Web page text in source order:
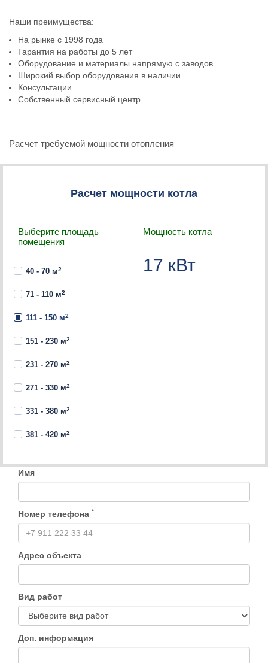
Наши преимущества:
На рынке с 1998 года
Гарантия на работы до 5 лет
Оборудование и материалы напрямую с заводов
Широкий выбор оборудования в наличии
Консультации
Собственный сервисный центр
Расчет требуемой мощности отопления
Расчет мощности котла
Выберите площадь
помещения
40 - 70 м2
71 - 110 м2
111 - 150 м2
151 - 230 м2
231 - 270 м2
271 - 330 м2
331 - 380 м2
381 - 420 м2
Мощность котла
Имя
Номер телефона *
Адрес объекта
Вид работ
Доп. информация